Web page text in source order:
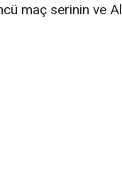
maç serinin ve